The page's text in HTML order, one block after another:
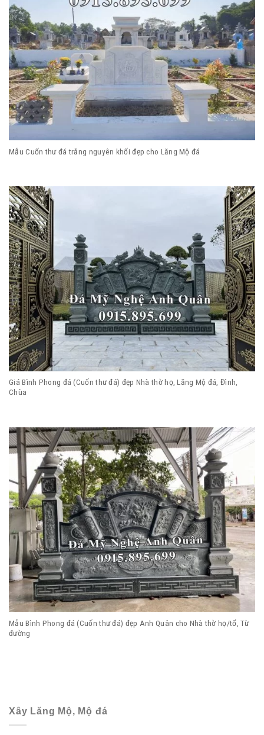
Mẫu Cuốn thư đá trắng nguyên khối đẹp cho Lăng Mộ đá
Giá Bình Phong đá (Cuốn thư đá) đẹp Nhà thờ họ, Lăng Mộ đá, Đình,
Chùa
Mẫu Bình Phong đá (Cuốn thư đá) đẹp Anh Quân cho Nhà thờ họ/tổ, Từ
đường
Xây Lăng Mộ, Mộ đá